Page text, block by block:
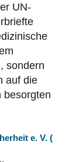
UN-
sondern
auf die
besorgten
e. V. (